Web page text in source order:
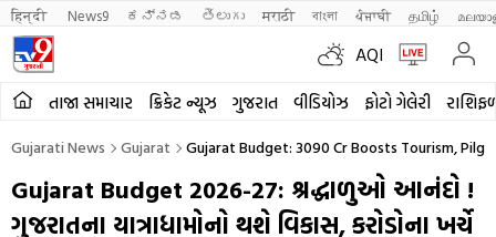
हिन्दी News9 ಕನ್ನಡ తెలుగు मराठी বাংলা ਪੰਜਾਬੀ தமிழ்
AQI
તાજા સમાચાર ક્રિકેટ ન્યૂઝ ગુજરાત વીડિયોઝ ફોટો ગેલેરી
Gujarati News Gujarat Gujarat Budget: 3090 Cr Boosts Tourism,
Gujarat Budget 2026-27: શ્રદ્ધાળુઓ આનંદો !
ગુજરાતના યાત્રાધામોનો થશે વિકાસ, કરોડોના ખર્ચે